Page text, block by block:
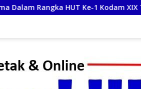
Kodam XIX Tuanku Tambusai